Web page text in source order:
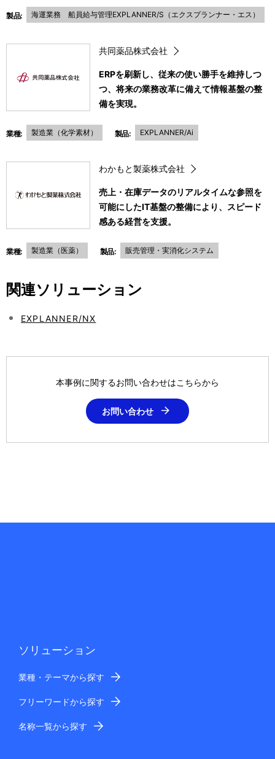
製品: 海運業務 船員給与管理EXPLANNER/S（エクスプランナー・エス）
共同薬品株式会社
ERPを刷新し、従来の使い勝手を維持しつ
つ、将来の業務改革に備えて情報基盤の整
備を実現。
業種: 製造業（化学素材） 製品: EXPLANNER/Ai
わかもと製薬株式会社
売上・在庫データのリアルタイムな参照を
可能にしたIT基盤の整備により、スピード
感ある経営を支援。
業種: 製造業（医薬） 製品: 販売管理・実消化システム
関連ソリューション
EXPLANNER/NX
本事例に関するお問い合わせはこちらから
お問い合わせ
ソリューション
業種・テーマから探す
フリーワードから探す
名称一覧から探す